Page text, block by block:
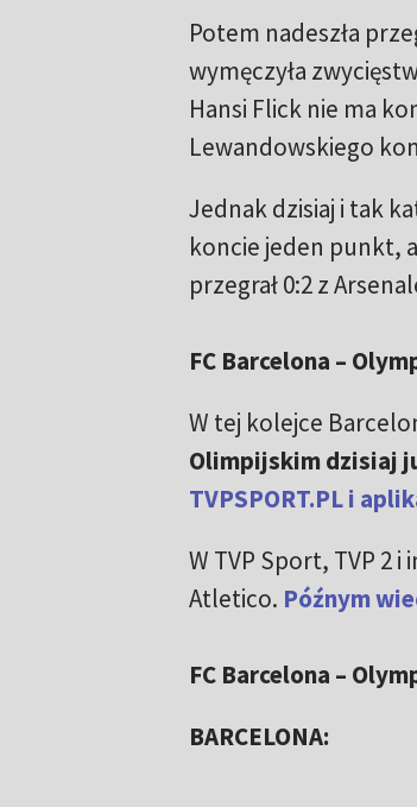
Potem nadeszła
wymęczyła
Hansi Flick nie ma
Lewandowskiego
Jednak dzisiaj i tak
koncie jeden punkt,
przegrał 0:2 z
FC Barcelona –
W tej kolejce
Olimpijskim dzisiaj
TVPSPORT.PL i
W TVP Sport, TVP 2
Atletico. Późnym
FC Barcelona –
BARCELONA: